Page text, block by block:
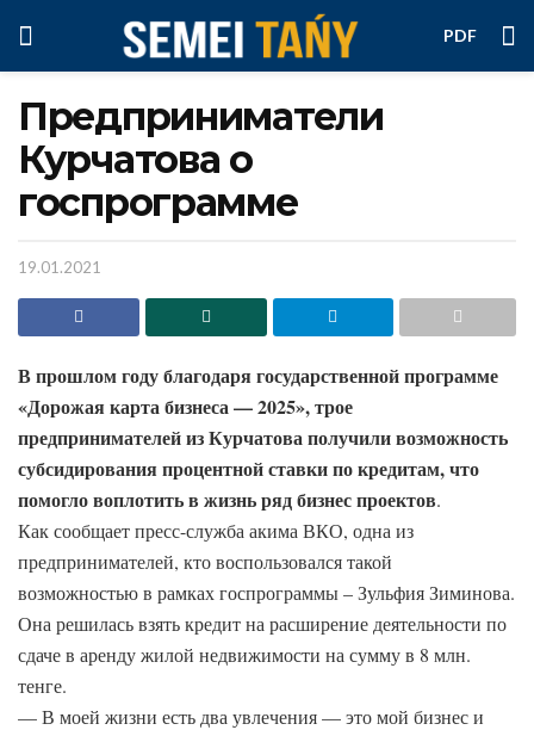
PDF
Предприниматели
Курчатова о
госпрограмме
19.01.2021
В прошлом году благодаря государственной программе
«Дорожая карта бизнеса — 2025», трое
предпринимателей из Курчатова получили возможность
субсидирования процентной ставки по кредитам, что
помогло воплотить в жизнь ряд бизнес проектов.
Как сообщает пресс-служба акима ВКО, одна из
предпринимателей, кто воспользовался такой
возможностью в рамках госпрограммы – Зульфия Зиминова.
Она решилась взять кредит на расширение деятельности по
сдаче в аренду жилой недвижимости на сумму в 8 млн.
тенге.
— В моей жизни есть два увлечения — это мой бизнес и